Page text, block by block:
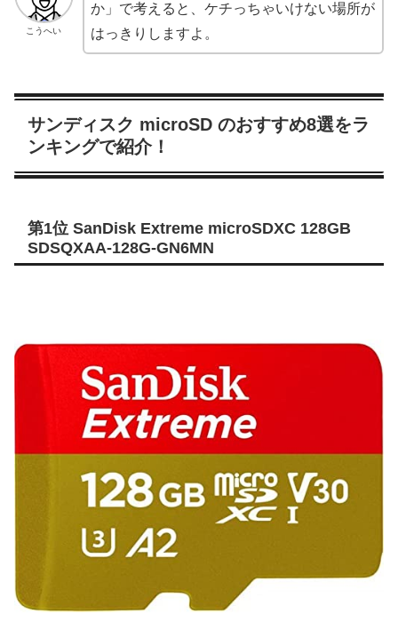
こうへい
か」で考えると、ケチっちゃいけない場所が
はっきりしますよ。
サンディスク microSD のおすすめ8選をラ
ンキングで紹介！
第1位 SanDisk Extreme microSDXC 128GB
SDSQXAA-128G-GN6MN